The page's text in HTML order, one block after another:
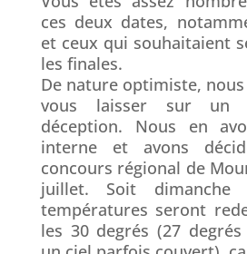
ces deux dates,
et ceux qui souhaitaient
les finales.
De nature optimiste,
vous laisser sur un
déception. Nous en
interne et avons
concours régional de
juillet. Soit dimanche
températures seront
les 30 degrés (27 degrés